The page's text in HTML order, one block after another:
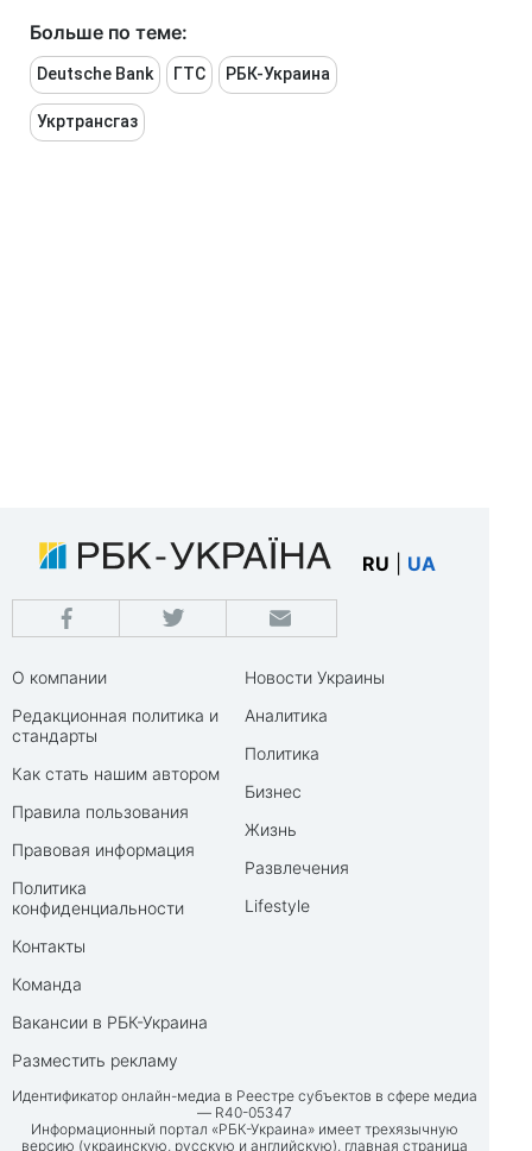
Больше по теме:
Deutsche Bank ГТС РБК-Украина
Укртрансгаз
RU UA
О компании
Редакционная политика и
стандарты
Как стать нашим автором
Правила пользования
Правовая информация
Политика
конфиденциальности
Контакты
Команда
Вакансии в РБК-Украина
Разместить рекламу
Новости Украины
Аналитика
Политика
Бизнес
Жизнь
Развлечения
Lifestyle
Идентификатор онлайн-медиа в Реестре субъектов в сфере медиа
— R40-05347
Информационный портал «РБК-Украина» имеет трехязычную
версию (украинскую, русскую и английскую), главная страница